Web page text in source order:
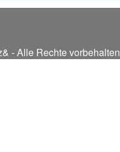
- Alle Rechte vorbehalten